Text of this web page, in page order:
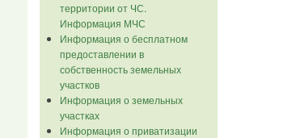
территории от ЧС.
Информация МЧС
Информация о бесплатном
предоставлении в
собственность земельных
участков
Информация о земельных
участках
Информация о приватизации